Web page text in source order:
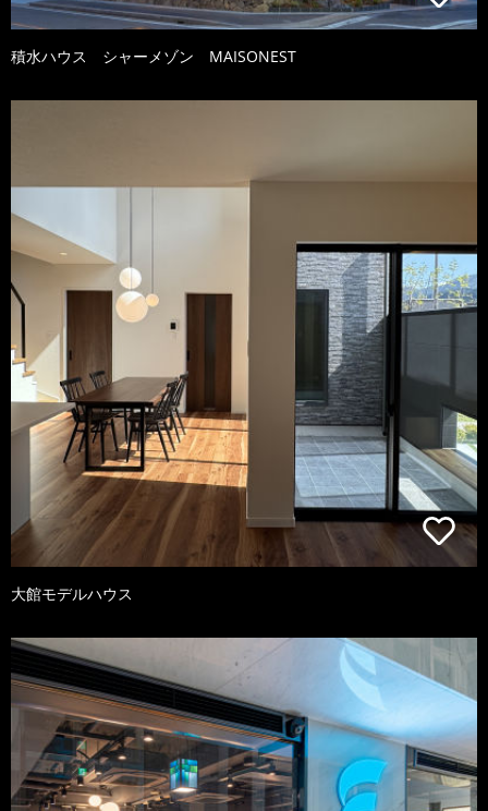
積水ハウス シャーメゾン MAISONEST
大館モデルハウス